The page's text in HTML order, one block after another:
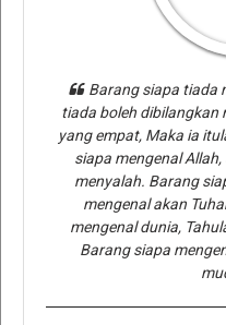
Barang siapa tiada
tiada boleh dibilangkan
yang empat, Maka ia
siapa mengenal
menyalah. Barang
mengenal akan
mengenal dunia,
Barang siapa